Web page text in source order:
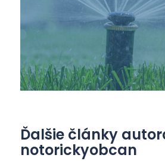
Ďalšie články
notorickyobcan